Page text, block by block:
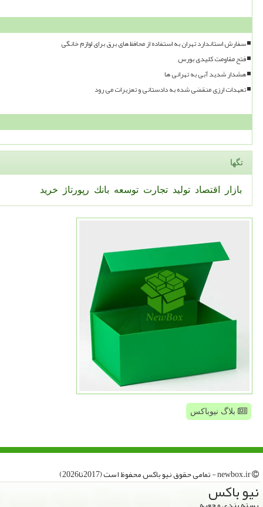
سفارش استاندارد تهران به استفاده از محافظ های برق برای لوازم خانگی
فتح مقاومت کلیدی بورس
هشدار شدید آبی به تهرانی ها
تعهدات ارزی منقضی شده به دادستانی و تعزیرات می رود
تگها
بازار اقتصاد تولید تجارت توسعه بانك رپورتاژ خرید
بلاگ نیوباکس
نیو باكس